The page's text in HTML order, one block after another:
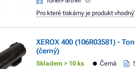
Pro které tiskárny je produkt
XEROX 400 (106R03581) -
(černý)
Skladem > 10 ks Černá